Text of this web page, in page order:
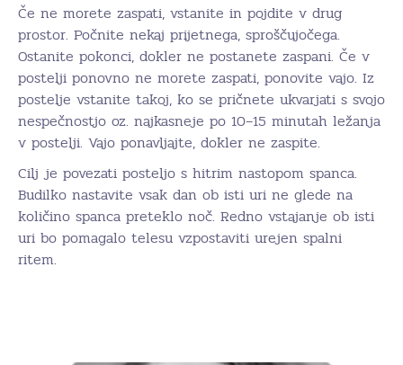
Če ne morete zaspati, vstanite in pojdite v drug
prostor. Počnite nekaj prijetnega, sproščujočega.
Ostanite pokonci, dokler ne postanete zaspani. Če v
postelji ponovno ne morete zaspati, ponovite vajo. Iz
postelje vstanite takoj, ko se pričnete ukvarjati s svojo
nespečnostjo oz. najkasneje po 10–15 minutah ležanja
v postelji. Vajo ponavljajte, dokler ne zaspite.
Cilj je povezati posteljo s hitrim nastopom spanca.
Budilko nastavite vsak dan ob isti uri ne glede na
količino spanca preteklo noč. Redno vstajanje ob isti
uri bo pomagalo telesu vzpostaviti urejen spalni
ritem.